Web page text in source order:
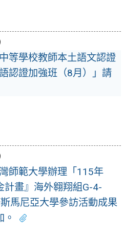
中等學校教師本土語文認證
認證加強班（8月）」請
師範大學辦理「115年
計畫』海外翱翔組G-4-
馬尼亞大學參訪活動成果